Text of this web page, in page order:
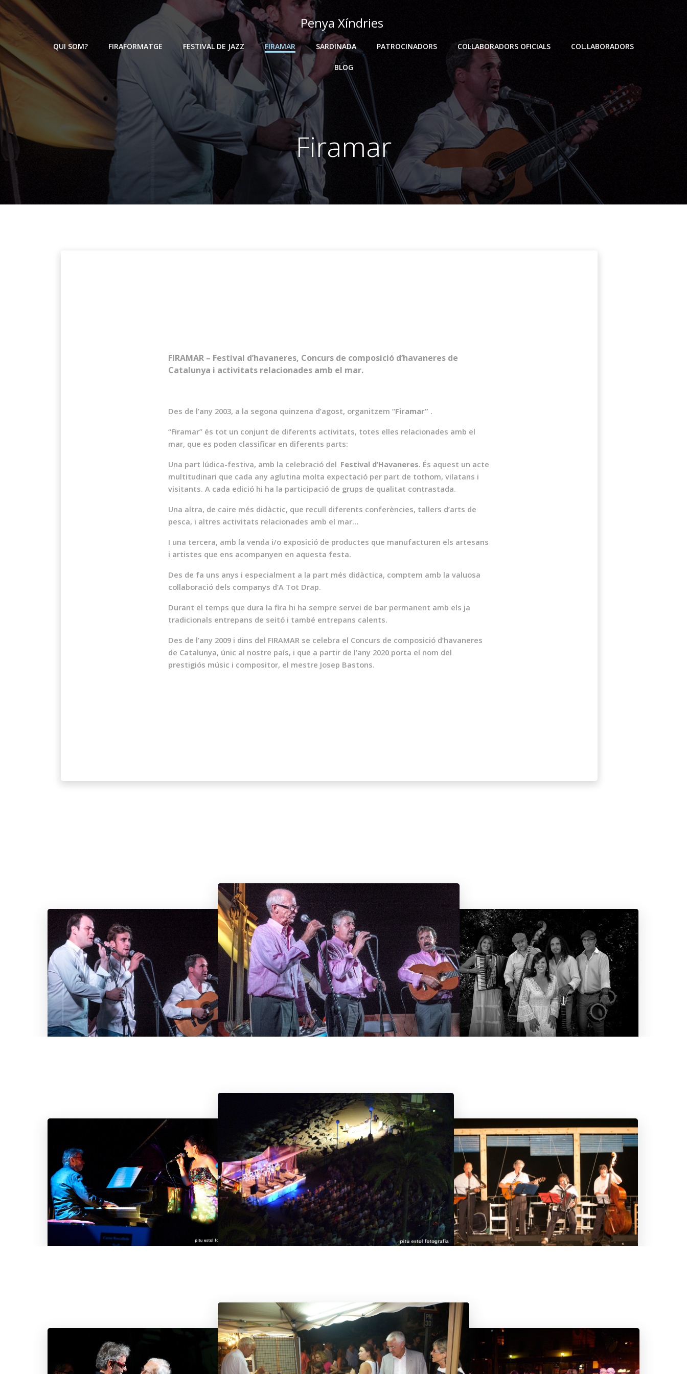
Skip
to
content
Penya Xíndries
QUI SOM? FIRAFORMATGE FESTIVAL DE JAZZ FIRAMAR SARDINADA PATROCINADORS COL·LABORADORS OFICIALS COL.LABORADORS
BLOG
Firamar
FIRAMAR – Festival d’havaneres, Concurs de composició d’havaneres de
Catalunya i activitats relacionades amb el mar.
Des de l’any 2003, a la segona quinzena d’agost, organitzem “Firamar” .
“Firamar” és tot un conjunt de diferents activitats, totes elles relacionades amb el
mar, que es poden classificar en diferents parts:
Una part lúdica-festiva, amb la celebració del Festival d’Havaneres. És aquest un acte
multitudinari que cada any aglutina molta expectació per part de tothom, vilatans i
visitants. A cada edició hi ha la participació de grups de qualitat contrastada.
Una altra, de caire més didàctic, que recull diferents conferències, tallers d’arts de
pesca, i altres activitats relacionades amb el mar…
I una tercera, amb la venda i/o exposició de productes que manufacturen els artesans
i artistes que ens acompanyen en aquesta festa.
Des de fa uns anys i especialment a la part més didàctica, comptem amb la valuosa
col·laboració dels companys d’A Tot Drap.
Durant el temps que dura la fira hi ha sempre servei de bar permanent amb els ja
tradicionals entrepans de seitó i també entrepans calents.
Des de l’any 2009 i dins del FIRAMAR se celebra el Concurs de composició d’havaneres
de Catalunya, únic al nostre país, i que a partir de l’any 2020 porta el nom del
prestigiós músic i compositor, el mestre Josep Bastons.